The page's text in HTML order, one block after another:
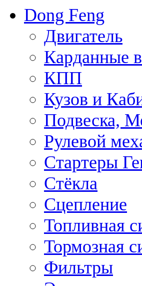
Dong Feng
Двигатель
Карданные
КПП
Кузов и
Подвеска,
Рулевой
Стартеры
Стёкла
Сцепление
Топливная
Тормозная
Фильтры